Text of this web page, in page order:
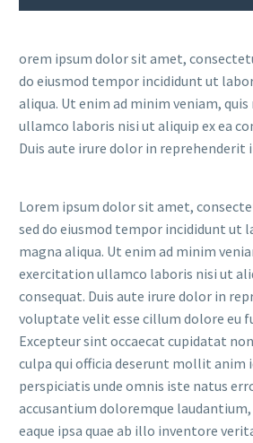
orem ipsum dolor sit amet,
do eiusmod tempor incididunt ut
aliqua. Ut enim ad minim veniam,
ullamco laboris nisi ut aliquip ex ea
Duis aute irure dolor in
Lorem ipsum dolor sit amet,
sed do eiusmod tempor incididunt ut
magna aliqua. Ut enim ad minim
exercitation ullamco laboris nisi ut
consequat. Duis aute irure dolor in
voluptate velit esse cillum dolore eu
Excepteur sint occaecat cupidatat
culpa qui officia deserunt mollit anim
perspiciatis unde omnis iste natus
accusantium doloremque
eaque ipsa quae ab illo inventore